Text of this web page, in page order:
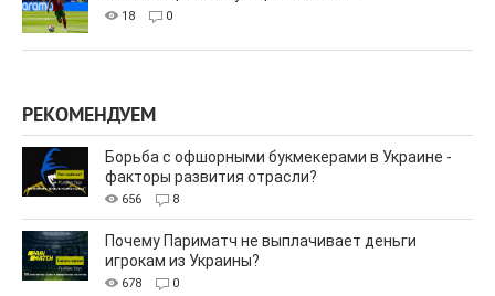
18 0
РЕКОМЕНДУЕМ
Борьба с офшорными букмекерами в Украине -
факторы развития отрасли?
656 8
Почему Париматч не выплачивает деньги
игрокам из Украины?
678 0